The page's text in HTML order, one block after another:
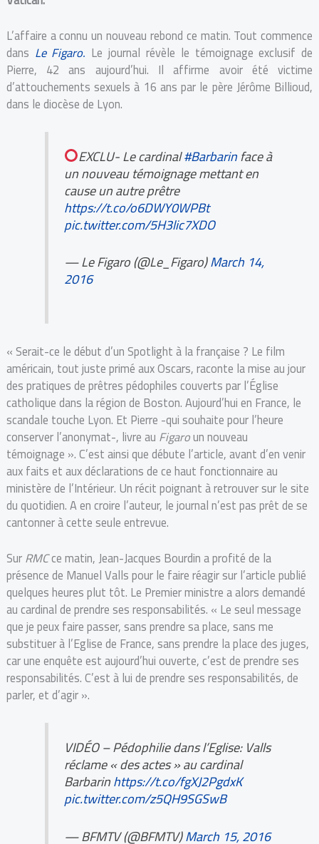
L’affaire a connu un nouveau rebond ce matin. Tout commence
dans Le Figaro. Le journal révèle le témoignage exclusif de
Pierre, 42 ans aujourd’hui. Il affirme avoir été victime
d’attouchements sexuels à 16 ans par le père Jérôme Billioud,
dans le diocèse de Lyon.
EXCLU- Le cardinal#Barbarinface à
un nouveau témoignage mettant en
cause un autre prêtre
https://t.co/o6DWY0WPBt
pic.twitter.com/5H3lic7XDO
— Le Figaro (@Le_Figaro)March 14,
2016
« Serait-ce le début d’un Spotlight à la française ? Le film
américain, tout juste primé aux Oscars, raconte la mise au jour
des pratiques de prêtres pédophiles couverts par l’Église
catholique dans la région de Boston. Aujourd’hui en France, le
scandale touche Lyon. Et Pierre -qui souhaite pour l’heure
conserver l’anonymat-, livre au Figaroun nouveau
témoignage ». C’est ainsi que débute l’article, avant d’en venir
aux faits et aux déclarations de ce haut fonctionnaire au
ministère de l’Intérieur. Un récit poignant à retrouver sur le site
du quotidien. A en croire l’auteur, le journal n’est pas prêt de se
cantonner à cette seule entrevue.
SurRMCce matin, Jean-Jacques Bourdin a profité de la
présence de Manuel Valls pour le faire réagir sur l’article publié
quelques heures plut tôt. Le Premier ministre a alors demandé
au cardinal de prendre ses responsabilités. « Le seul message
que je peux faire passer, sans prendre sa place, sans me
substituer à l’Eglise de France, sans prendre la place des juges,
car une enquête est aujourd’hui ouverte, c’est de prendre ses
responsabilités. C’est à lui de prendre ses responsabilités, de
parler, et d’agir ».
VIDÉO – Pédophilie dans l’Eglise: Valls
réclame « des actes » au cardinal
Barbarinhttps://t.co/fgXJ2PgdxK
pic.twitter.com/z5QH9SGSwB
— BFMTV (@BFMTV)March 15, 2016